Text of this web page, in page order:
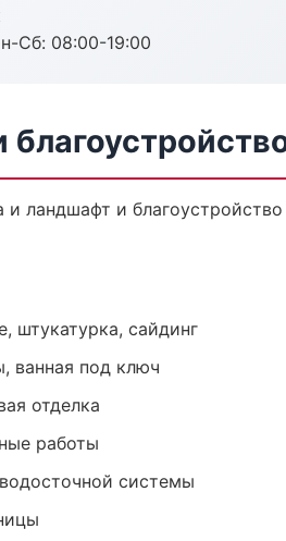
Сб: 08:00-19:00
и ландшафт и
штукатурка, сайдинг
ванная под ключ
отделка
работы
системы